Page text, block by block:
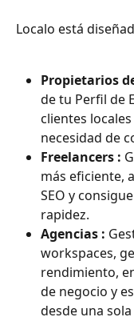
Localo está
Propietarios
de tu Perfil de
clientes
necesidad de
Freelancers :
más eficiente,
SEO y
rapidez.
Agencias :
workspaces,
rendimiento,
de negocio y
desde una